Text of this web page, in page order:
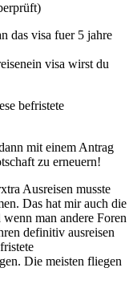
das visa fuer 5 jahre
visa wirst du
befristete
mit einem Antrag
zu erneuern!
Ausreisen musste
Das hat mir auch die
man andere Foren
definitiv ausreisen
Die meisten fliegen